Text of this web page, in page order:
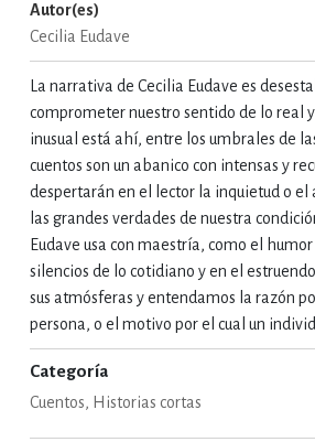
E
Y
DE OCIO
FINANZAS,
Y OCIO
Autor(es)
Cecilia Eudave
La narrativa de Cecilia Eudave es
comprometer nuestro sentido de lo real
inusual está ahí, entre los umbrales de
cuentos son un abanico con intensas y
despertarán en el lector la inquietud o el
las grandes verdades de nuestra
Eudave usa con maestría, como el
silencios de lo cotidiano y en el
sus atmósferas y entendamos la razón
persona, o el motivo por el cual un
Categoría
Cuentos, Historias cortas